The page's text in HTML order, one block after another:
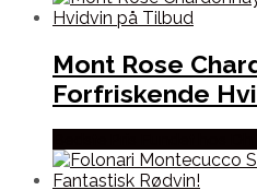
Mont Rose
Forfriskende